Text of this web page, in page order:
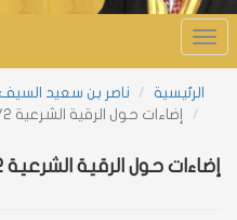
navigation
الرئيسية
ناصر بن سعيد السيف
إضاءات حول الرقية الشرعية 2/2
إضاءات حول الرقية الشرعية 2/2